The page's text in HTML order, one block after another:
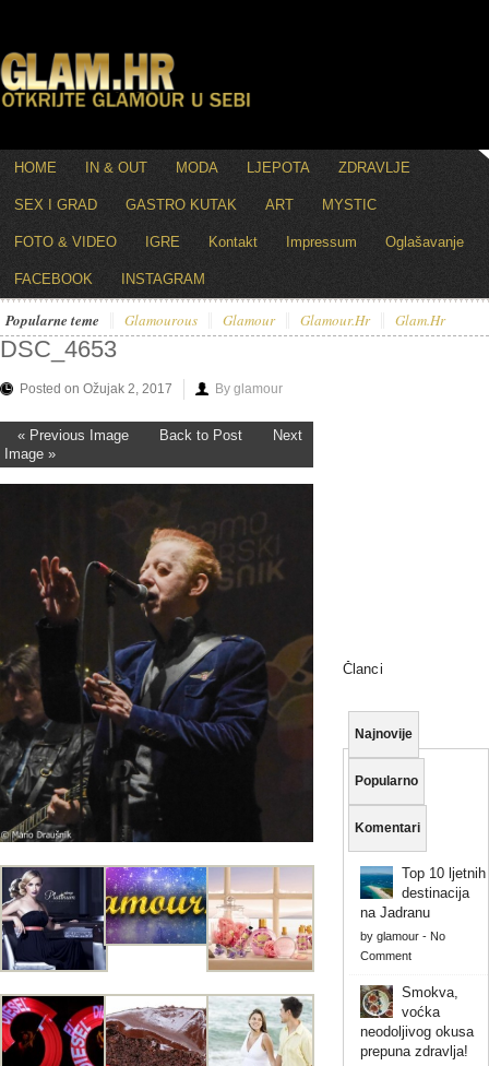
HOME IN & OUT MODA LJEPOTA ZDRAVLJE
SEX I GRAD GASTRO KUTAK ART MYSTIC
FOTO & VIDEO IGRE Kontakt Impressum Oglašavanje
FACEBOOK INSTAGRAM
Popularne teme Glamourous Glamour Glamour.hr Glam.hr
DSC_4653
Posted on Ožujak 2, 2017 By glamour
« Previous Image Back to Post
Next
Image »
Članci
Najnovije
Popularno
Komentari
Top 10 ljetnih
destinacija
na Jadranu
by glamour- No
Comment
Smokva,
voćka
neodoljivog okusa
prepuna zdravlja!